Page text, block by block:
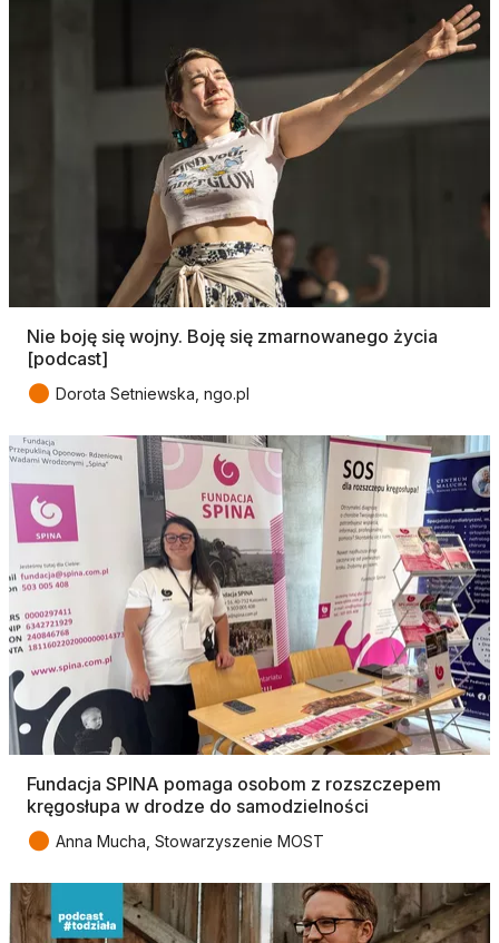
Nie boję się wojny. Boję się zmarnowanego życia
[podcast]
● Dorota Setniewska, ngo.pl
Fundacja SPINA pomaga osobom z rozszczepem
kręgosłupa w drodze do samodzielności
● Anna Mucha, Stowarzyszenie MOST